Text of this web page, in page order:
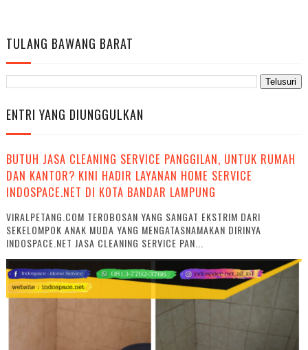
TULANG BAWANG BARAT
ENTRI YANG DIUNGGULKAN
BUTUH JASA CLEANING SERVICE PANGGILAN, UNTUK RUMAH
DAN KANTOR? KINI HADIR LAYANAN HOME SERVICE
INDOSPACE.NET DI KOTA BANDAR LAMPUNG
VIRALPETANG.COM TEROBOSAN YANG SANGAT EKSTRIM DARI
SEKELOMPOK ANAK MUDA YANG MENGATASNAMAKAN DIRINYA
INDOSPACE.NET JASA CLEANING SERVICE PAN...